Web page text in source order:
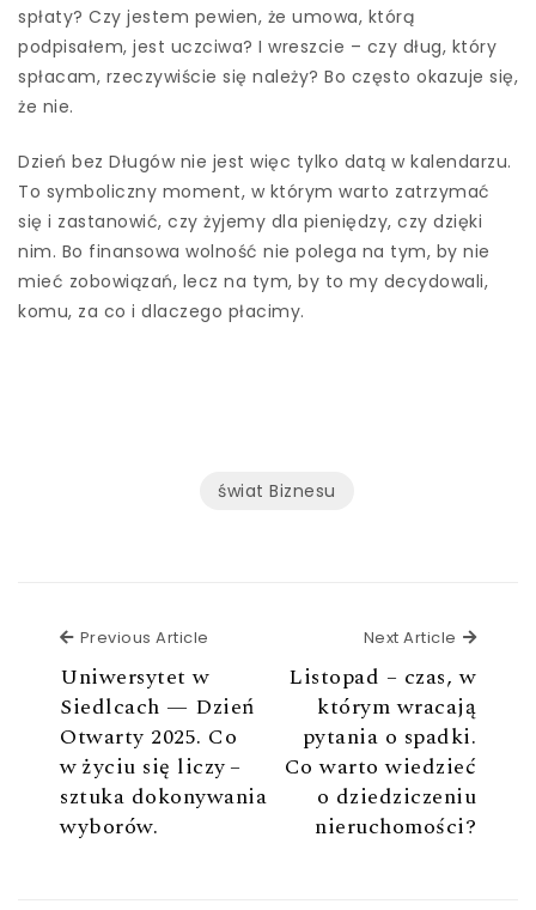
spłaty? Czy jestem pewien, że umowa, którą
podpisałem, jest uczciwa? I wreszcie – czy dług, który
spłacam, rzeczywiście się należy? Bo często okazuje się,
że nie.
Dzień bez Długów nie jest więc tylko datą w kalendarzu.
To symboliczny moment, w którym warto zatrzymać
się i zastanowić, czy żyjemy dla pieniędzy, czy dzięki
nim. Bo finansowa wolność nie polega na tym, by nie
mieć zobowiązań, lecz na tym, by to my decydowali,
komu, za co i dlaczego płacimy.
świat Biznesu
Previous Article
Uniwersytet w
Siedlcach — Dzień
Otwarty 2025. Co
w życiu się liczy –
sztuka dokonywania
wyborów.
Next Article Next
Listopad – czas, w
którym wracają
pytania o spadki.
Co warto wiedzieć
o dziedziczeniu
nieruchomości?